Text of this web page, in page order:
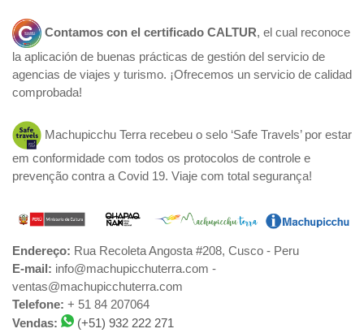
Contamos con el certificado CALTUR, el cual reconoce
la aplicación de buenas prácticas de gestión del servicio de
agencias de viajes y turismo. ¡Ofrecemos un servicio de calidad
comprobada!
Machupicchu Terra recebeu o selo ‘Safe Travels’ por estar
em conformidade com todos os protocolos de controle e
prevenção contra a Covid 19. Viaje com total segurança!
Endereço: Rua Recoleta Angosta #208, Cusco - Peru
E-mail: info@machupicchuterra.com -
ventas@machupicchuterra.com
Telefone: + 51 84 207064
Vendas:
(+51) 932 222 271